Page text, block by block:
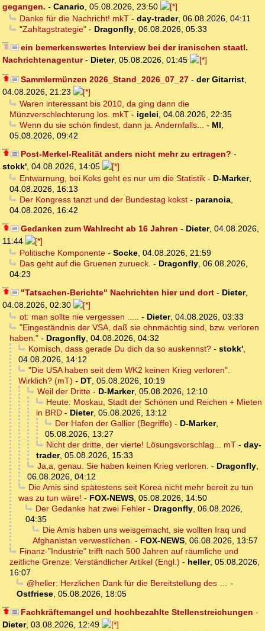
gegangen. - Canario, 05.08.2026, 23:50
Danke für die Nachricht! mkT- day-trader, 06.08.2026, 04:11
"Zahltagstrategie"- Dragonfly, 06.08.2026, 05:33
ein bemerkenswertes Interview bei der iranischen staatl.
Nachrichtenagentur- Dieter, 05.08.2026, 01:45
Sammlermünzen 2026_Stand_2026_07_27- der Gitarrist,
04.08.2026, 21:23
Waren interessant bis 2010, da ging dann die
Münzverschlechterung los. mkT - igelei, 04.08.2026, 22:35
Wenn du sie schön findest, dann ja. Andernfalls... - MI,
05.08.2026, 09:42
Post-Merkel-Realität anders nicht mehr zu ertragen? -
stokk', 04.08.2026, 14:05
Entwarnung, bei Koks geht es nur um die Statistik- D-Marker,
04.08.2026, 16:13
Der Kongress tanzt und der Bundestag kokst- paranoia,
04.08.2026, 16:42
Gedanken zum Wahlrecht ab 16 Jahren - Dieter, 04.08.2026,
11:44
Politische Komponente- Socke, 04.08.2026, 21:59
Das geht auf die Gruenen zurueck. - Dragonfly, 06.08.2026,
04:23
"Tatsachen-Berichte" Nachrichten hier und dort- Dieter,
04.08.2026, 02:30
ot: man sollte nie vergessen ..... - Dieter, 04.08.2026, 03:33
"Eingeständnis der VSA, daß sie ohnmächtig sind, bzw. verloren
haben." - Dragonfly, 04.08.2026, 04:32
Komisch, dass gerade Du dich da so auskennst?- stokk',
04.08.2026, 14:12
"Die USA haben seit dem WK2 keinen Krieg verloren".
Wirklich? (mT) - DT, 05.08.2026, 10:19
Weil der Dritte- D-Marker, 05.08.2026, 12:10
Heute: Moskau, Stadt der Schönen und Reichen + Mieten
in BRD - Dieter, 05.08.2026, 13:12
Der Hafen der Gallier (Begriffe) - D-Marker,
05.08.2026, 13:27
Nicht der dritte, der vierte! Lösungsvorschlag... mT- day-
trader, 05.08.2026, 15:33
Ja,a, genau. Sie haben keinen Krieg verloren. - Dragonfly,
06.08.2026, 04:12
Die Amis sind spätestens seit Korea nicht mehr bereit zu tun
was zu tun wäre! - FOX-NEWS, 05.08.2026, 14:50
Der Gedanke hat zwei Fehler- Dragonfly, 06.08.2026,
04:35
Die Amis haben uns weisgemacht, sie wollten Iraq und
Afghanistan verwestlichen. - FOX-NEWS, 06.08.2026, 13:57
Finanz-"Industrie" trifft nach 500 Jahren auf räumliche und
zeitliche Grenze: Verständlicher Artikel (Engl.) - heller, 05.08.2026,
16:07
@heller: Herzlichen Dank für die Bereitstellung des … -
Ostfriese, 05.08.2026, 18:05
Fachkräftemangel und hochbezahlte Stellenstreichungen -
Dieter, 03.08.2026, 12:49